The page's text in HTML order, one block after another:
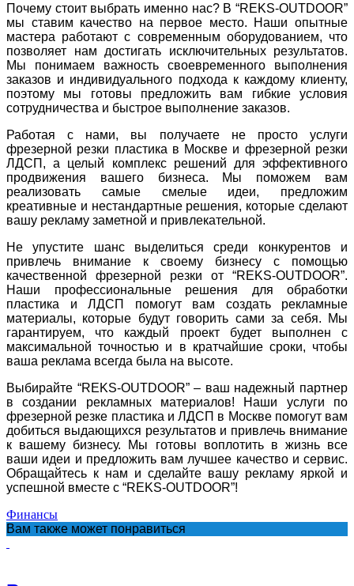
Почему стоит выбрать именно нас? В “REKS-OUTDOOR”
мы ставим качество на первое место. Наши опытные
мастера работают с современным оборудованием, что
позволяет нам достигать исключительных результатов.
Мы понимаем важность своевременного выполнения
заказов и индивидуального подхода к каждому клиенту,
поэтому мы готовы предложить вам гибкие условия
сотрудничества и быстрое выполнение заказов.
Работая с нами, вы получаете не просто услуги
фрезерной резки пластика в Москве и фрезерной резки
ЛДСП, а целый комплекс решений для эффективного
продвижения вашего бизнеса. Мы поможем вам
реализовать самые смелые идеи, предложим
креативные и нестандартные решения, которые сделают
вашу рекламу заметной и привлекательной.
Не упустите шанс выделиться среди конкурентов и
привлечь внимание к своему бизнесу с помощью
качественной фрезерной резки от “REKS-OUTDOOR”.
Наши профессиональные решения для обработки
пластика и ЛДСП помогут вам создать рекламные
материалы, которые будут говорить сами за себя. Мы
гарантируем, что каждый проект будет выполнен с
максимальной точностью и в кратчайшие сроки, чтобы
ваша реклама всегда была на высоте.
Выбирайте “REKS-OUTDOOR” – ваш надежный партнер
в создании рекламных материалов! Наши услуги по
фрезерной резке пластика и ЛДСП в Москве помогут вам
добиться выдающихся результатов и привлечь внимание
к вашему бизнесу. Мы готовы воплотить в жизнь все
ваши идеи и предложить вам лучшее качество и сервис.
Обращайтесь к нам и сделайте вашу рекламу яркой и
успешной вместе с “REKS-OUTDOOR”!
Финансы
Вам также может понравиться